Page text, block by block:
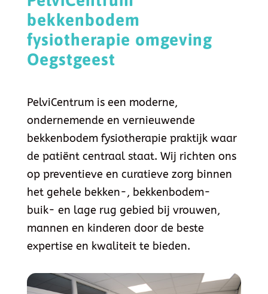
bekkenbodem
fysiotherapie omgeving
Oegstgeest
PelviCentrum is een moderne,
ondernemende en vernieuwende
bekkenbodem fysiotherapie praktijk waar
de patiënt centraal staat. Wij richten ons
op preventieve en curatieve zorg binnen
het gehele bekken-, bekkenbodem-
buik- en lage rug gebied bij vrouwen,
mannen en kinderen door de beste
expertise en kwaliteit te bieden.